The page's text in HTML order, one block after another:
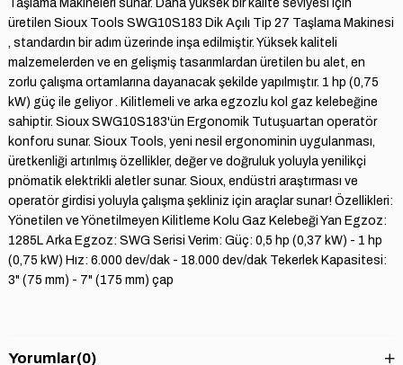
Taşlama Makineleri sunar. Daha yüksek bir kalite seviyesi için
üretilen Sioux Tools SWG10S183 Dik Açılı Tip 27 Taşlama Makinesi
, standardın bir adım üzerinde inşa edilmiştir. Yüksek kaliteli
malzemelerden ve en gelişmiş tasarımlardan üretilen bu alet, en
zorlu çalışma ortamlarına dayanacak şekilde yapılmıştır. 1 hp (0,75
kW) güç ile geliyor . Kilitlemeli ve arka egzozlu kol gaz kelebeğine
sahiptir. Sioux SWG10S183'ün Ergonomik Tutuşuartan operatör
konforu sunar. Sioux Tools, yeni nesil ergonominin uygulanması,
üretkenliği artırılmış özellikler, değer ve doğruluk yoluyla yenilikçi
pnömatik elektrikli aletler sunar. Sioux, endüstri araştırması ve
operatör girdisi yoluyla çalışma şekliniz için araçlar sunar! Özellikleri:
Yönetilen ve Yönetilmeyen Kilitleme Kolu Gaz Kelebeği Yan Egzoz:
1285L Arka Egzoz: SWG Serisi Verim: Güç: 0,5 hp (0,37 kW) - 1 hp
(0,75 kW) Hız: 6.000 dev/dak - 18.000 dev/dak Tekerlek Kapasitesi:
3" (75 mm) - 7" (175 mm) çap
Yorumlar(0)